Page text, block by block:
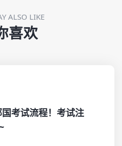
ALSO LIKE
喜欢
考试流程！考试注